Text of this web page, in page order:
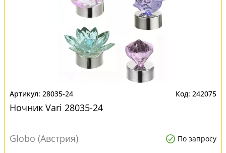
28035-24 242075
Ночник Vari 28035-24
Globo (Австрия) По запросу